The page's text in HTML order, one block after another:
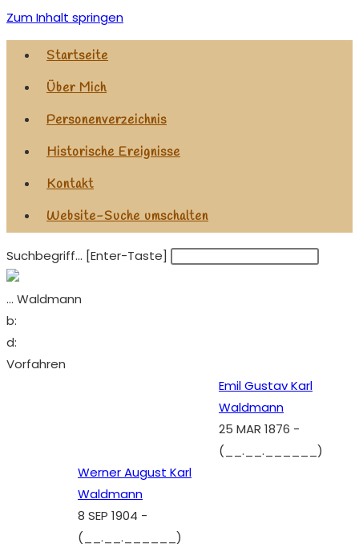
Zum Inhalt springen
Startseite
Über Mich
Personenverzeichnis
Historische Ereignisse
Kontakt
Website-Suche umschalten
Suchbegriff... [Enter-Taste]
... Waldmann
b:
d:
Vorfahren
Emil Gustav Karl
Waldmann
25 MAR 1876 -
(__.__.______)
Werner August Karl
Waldmann
8 SEP 1904 -
(__.__.______)